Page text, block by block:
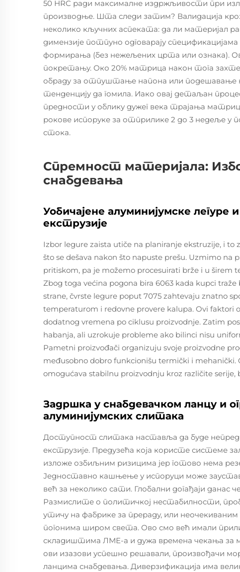
50 HRC ради максималне издржљивости при
производње. Шта следи затим? Валидација
неколико кључних аспеката: да ли материјал
димензије потпуно одговарају
формирања (без нежељених црта или ознака).
покретању. Око 20% матрица након тога
обраду за отпуштање напона или подешавање
тенденцију да гомила. Иако овај детаљан
предности у облику дужег века трајања
рокове испоруке за отприлике 2 до 3 недеље у
стока.
Спремност материјала:
снабдевања
Уобичајене алуминијумске легуре
екструзије
Izbor legure zaista utiče na planiranje ekstruzije, i
što se dešava nakon što napuste prešu. Uzmimo na
pritiskom, pa je možemo procesuirati brže i u širem
Zbog toga većina pogona bira 6063 kada kupci
strane, čvrste legure poput 7075 zahtevaju znatno
temperaturom i redovne provere kalupa. Ovi faktori
dodatnog vremena po ciklusu proizvodnje. Zatim
habanja, ali uzrokuje probleme ako bilinci nisu
Pametni proizvođači organizuju svoje proizvodne
međusobno dobro funkcionišu termički i
omogućava stabilnu proizvodnju kroz različite
Задршка у снабдевачком ланцу и
алуминијумских слитака
Доступност слитака наставља да буде
екструзије. Предузећа која користе системе
изложе озбиљним ризицима јер готово нема
Једноставно кашњење у испоруци може
већ за неколико сати. Глобални догађаји данас
Размислите о политичкој нестабилности,
утичу на фабрике за прераду, или
погонима широм света. Ово смо већ имали
складиштима ЛМЕ-а и дужа времена чекања за
ови изазови успешно решавали, произвођачи
ланцима снабдевања. Диверзификација има